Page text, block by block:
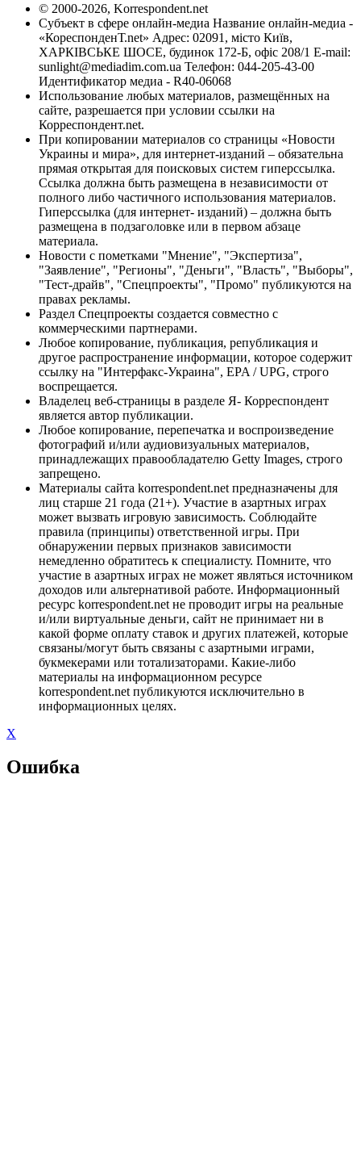
© 2000-2026, Korrespondent.net
Субъект в сфере онлайн-медиа Название онлайн-медиа -
«КореспонденТ.net» Адрес: 02091, місто Київ,
ХАРКІВСЬКЕ ШОСЕ, будинок 172-Б, офіс 208/1 E-mail:
sunlight@mediadim.com.ua Телефон: 044-205-43-00
Идентификатор медиа - R40-06068
Использование любых материалов, размещённых на
сайте, разрешается при условии ссылки на
Корреспондент.net.
При копировании материалов со страницы «Новости
Украины и мира», для интернет-изданий – обязательна
прямая открытая для поисковых систем гиперссылка.
Ссылка должна быть размещена в независимости от
полного либо частичного использования материалов.
Гиперссылка (для интернет- изданий) – должна быть
размещена в подзаголовке или в первом абзаце
материала.
Новости с пометками "Мнение", "Экспертиза",
"Заявление", "Регионы", "Деньги", "Власть", "Выборы",
"Тест-драйв", "Спецпроекты", "Промо" публикуются на
правах рекламы.
Раздел Спецпроекты создается совместно с
коммерческими партнерами.
Любое копирование, публикация, републикация и
другое распространение информации, которое содержит
ссылку на "Интерфакс-Украина", EPA / UPG, строго
воспрещается.
Владелец веб-страницы в разделе Я- Корреспондент
является автор публикации.
Любое копирование, перепечатка и воспроизведение
фотографий и/или аудиовизуальных материалов,
принадлежащих правообладателю Getty Images, строго
запрещено.
Материалы сайта korrespondent.net предназначены для
лиц старше 21 года (21+). Участие в азартных играх
может вызвать игровую зависимость. Соблюдайте
правила (принципы) ответственной игры. При
обнаружении первых признаков зависимости
немедленно обратитесь к специалисту. Помните, что
участие в азартных играх не может являться источником
доходов или альтернативой работе. Информационный
ресурс korrespondent.net не проводит игры на реальные
и/или виртуальные деньги, сайт не принимает ни в
какой форме оплату ставок и других платежей, которые
связаны/могут быть связаны с азартными играми,
букмекерами или тотализаторами. Какие-либо
материалы на информационном ресурсе
korrespondent.net публикуются исключительно в
информационных целях.
X
Ошибка